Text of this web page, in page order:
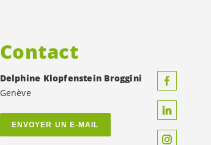
Contact
Delphine Klopfenstein Broggini
Genève
ENVOYER UN E-MAIL